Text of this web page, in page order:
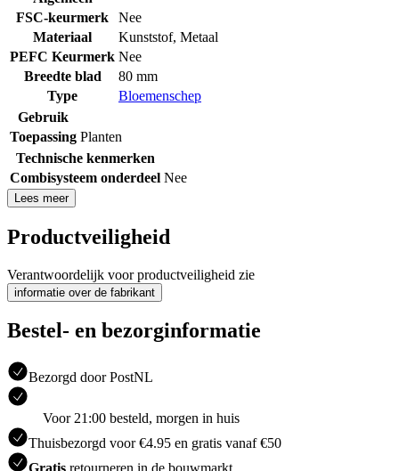
FSC-keurmerk
Nee
Materiaal
Kunststof, Metaal
PEFC Keurmerk Nee
Breedte blad
80 mm
Type
Bloemenschep
Gebruik
Toepassing Planten
Technische kenmerken
Combisysteem onderdeel Nee
Lees meer
Productveiligheid
Verantwoordelijk voor productveiligheid zie
informatie over de fabrikant
Bestel- en bezorginformatie
Bezorgd door PostNL
Voor 21:00 besteld, morgen in huis
Thuisbezorgd voor €4.95 en gratis vanaf €50